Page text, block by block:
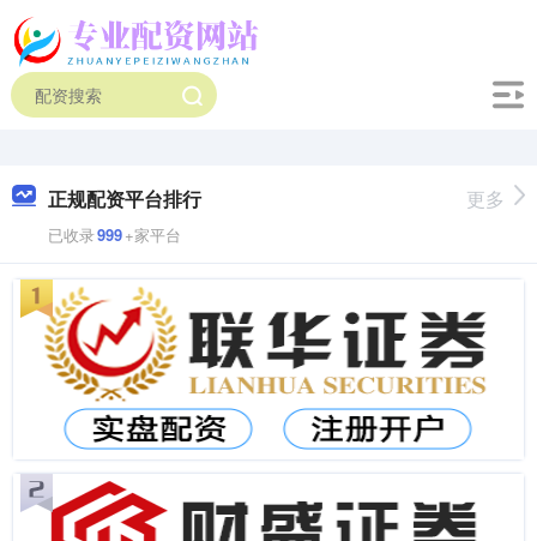
正规配资平台排行
已收录999+家平台
更多